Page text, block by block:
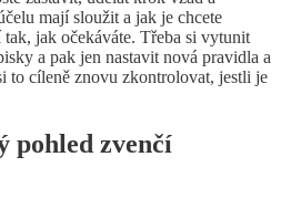
mají sloužit a jak je chcete
jak očekáváte. Třeba si vytunit
a pak jen nastavit nová pravidla a
to cíleně znovu zkontrolovat, jestli je
pohled zvenčí